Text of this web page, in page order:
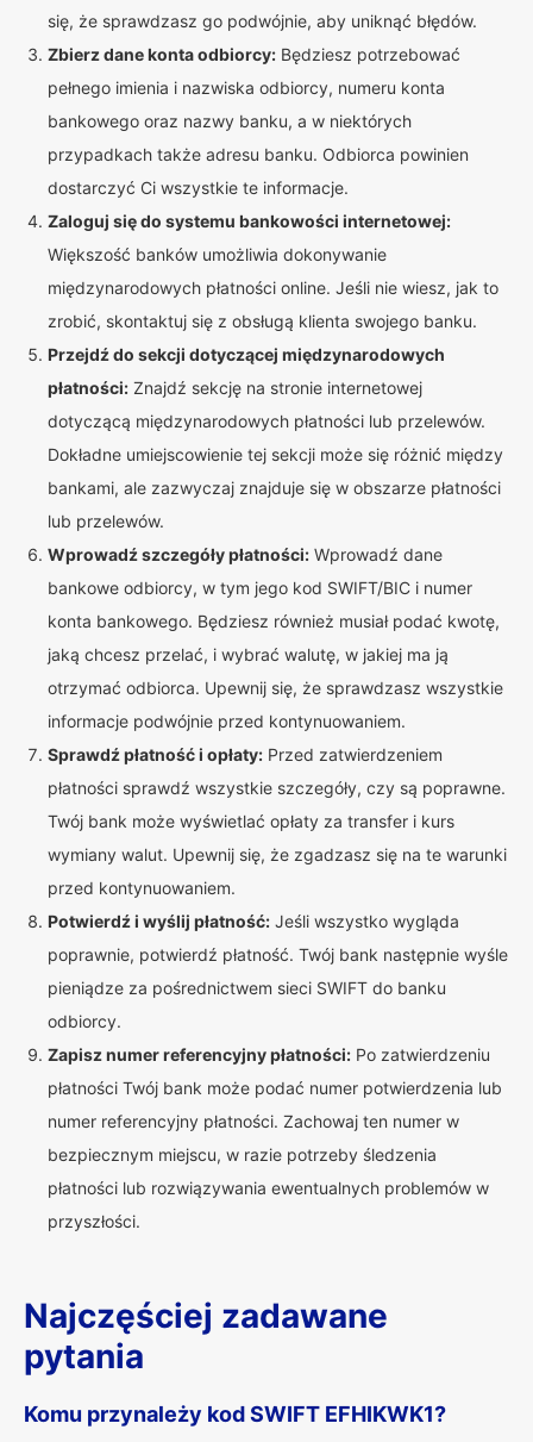
się, że sprawdzasz go podwójnie, aby uniknąć błędów.
Zbierz dane konta odbiorcy: Będziesz potrzebować
pełnego imienia i nazwiska odbiorcy, numeru konta
bankowego oraz nazwy banku, a w niektórych
przypadkach także adresu banku. Odbiorca powinien
dostarczyć Ci wszystkie te informacje.
Zaloguj się do systemu bankowości internetowej:
Większość banków umożliwia dokonywanie
międzynarodowych płatności online. Jeśli nie wiesz, jak to
zrobić, skontaktuj się z obsługą klienta swojego banku.
Przejdź do sekcji dotyczącej międzynarodowych
płatności: Znajdź sekcję na stronie internetowej
dotyczącą międzynarodowych płatności lub przelewów.
Dokładne umiejscowienie tej sekcji może się różnić między
bankami, ale zazwyczaj znajduje się w obszarze płatności
lub przelewów.
Wprowadź szczegóły płatności: Wprowadź dane
bankowe odbiorcy, w tym jego kod SWIFT/BIC i numer
konta bankowego. Będziesz również musiał podać kwotę,
jaką chcesz przelać, i wybrać walutę, w jakiej ma ją
otrzymać odbiorca. Upewnij się, że sprawdzasz wszystkie
informacje podwójnie przed kontynuowaniem.
Sprawdź płatność i opłaty: Przed zatwierdzeniem
płatności sprawdź wszystkie szczegóły, czy są poprawne.
Twój bank może wyświetlać opłaty za transfer i kurs
wymiany walut. Upewnij się, że zgadzasz się na te warunki
przed kontynuowaniem.
Potwierdź i wyślij płatność: Jeśli wszystko wygląda
poprawnie, potwierdź płatność. Twój bank następnie wyśle
pieniądze za pośrednictwem sieci SWIFT do banku
odbiorcy.
Zapisz numer referencyjny płatności: Po zatwierdzeniu
płatności Twój bank może podać numer potwierdzenia lub
numer referencyjny płatności. Zachowaj ten numer w
bezpiecznym miejscu, w razie potrzeby śledzenia
płatności lub rozwiązywania ewentualnych problemów w
przyszłości.
Najczęściej zadawane
pytania
Komu przynależy kod SWIFT EFHIKWK1?